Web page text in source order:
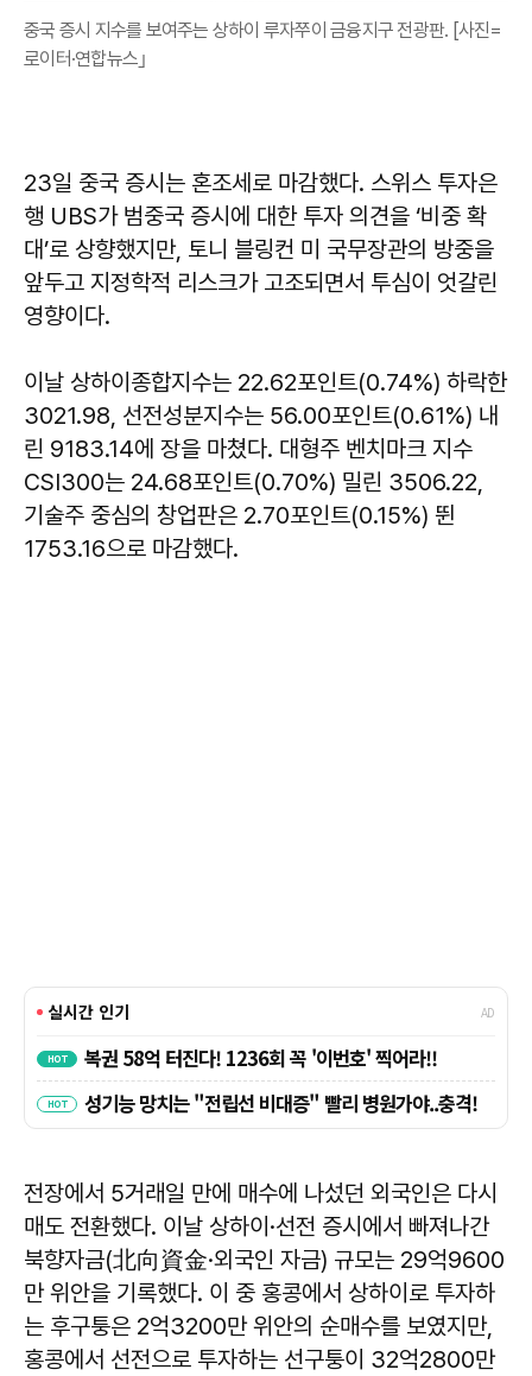
중국 증시 지수를 보여주는 상하이 루자쭈이 금융지구 전광판. [사진=
로이터·연합뉴스｣
23일 중국 증시는 혼조세로 마감했다. 스위스 투자은
행 UBS가 범중국 증시에 대한 투자 의견을 ‘비중 확
대’로 상향했지만, 토니 블링컨 미 국무장관의 방중을
앞두고 지정학적 리스크가 고조되면서 투심이 엇갈린
영향이다.
이날 상하이종합지수는 22.62포인트(0.74%) 하락한
3021.98, 선전성분지수는 56.00포인트(0.61%) 내
린 9183.14에 장을 마쳤다. 대형주 벤치마크 지수
CSI300는 24.68포인트(0.70%) 밀린 3506.22,
기술주 중심의 창업판은 2.70포인트(0.15%) 뛴
1753.16으로 마감했다.
전장에서 5거래일 만에 매수에 나섰던 외국인은 다시
매도 전환했다. 이날 상하이·선전 증시에서 빠져나간
북향자금(北向資金·외국인 자금) 규모는 29억9600
만 위안을 기록했다. 이 중 홍콩에서 상하이로 투자하
는 후구퉁은 2억3200만 위안의 순매수를 보였지만,
홍콩에서 선전으로 투자하는 선구퉁이 32억2800만